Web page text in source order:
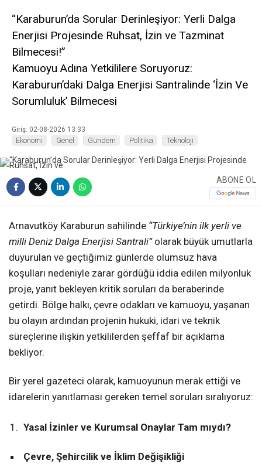
“Karaburun’da Sorular Derinleşiyor: Yerli Dalga
Enerjisi Projesinde Ruhsat, İzin ve Tazminat
Bilmecesi!”
Kamuoyu Adına Yetkililere Soruyoruz:
Karaburun’daki Dalga Enerjisi Santralinde ‘İzin Ve
Sorumluluk’ Bilmecesi
Giriş: 02-08-2026 13:33
Ekonomi Genel Gündem Politika Teknoloji
ABONE OL
Arnavutköy Karaburun sahilinde “Türkiye’nin ilk yerli ve
milli Deniz Dalga Enerjisi Santrali”olarak büyük umutlarla
duyurulan ve geçtiğimiz günlerde olumsuz hava
koşulları nedeniyle zarar gördüğü iddia edilen milyonluk
proje, yanıt bekleyen kritik soruları da beraberinde
getirdi. Bölge halkı, çevre odakları ve kamuoyu, yaşanan
bu olayın ardından projenin hukuki, idari ve teknik
süreçlerine ilişkin yetkililerden şeffaf bir açıklama
bekliyor.
Bir yerel gazeteci olarak, kamuoyunun merak ettiği ve
idarelerin yanıtlaması gereken temel soruları sıralıyoruz:
Yasal İzinler ve Kurumsal Onaylar Tam mıydı?
Çevre, Şehircilik ve İklim Değişikliği